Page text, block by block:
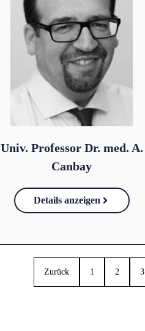
Univ. Professor Dr. med. A.
Canbay
Details anzeigen
Zurück 1 2 3